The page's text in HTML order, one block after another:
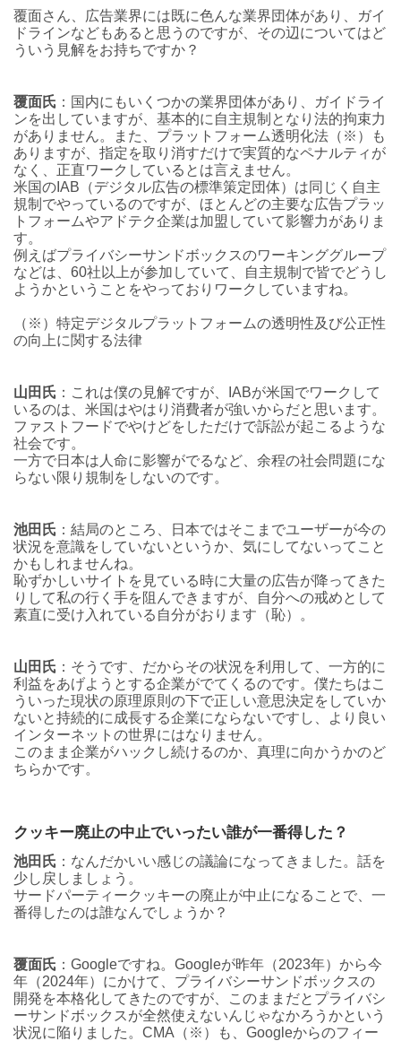
覆面さん、広告業界には既に色んな業界団体があり、ガイ
ドラインなどもあると思うのですが、その辺についてはど
ういう見解をお持ちですか？
覆面氏 ：国内にもいくつかの業界団体があり、ガイドライ
ンを出していますが、基本的に自主規制となり法的拘束力
がありません。また、プラットフォーム透明化法（※）も
ありますが、指定を取り消すだけで実質的なペナルティが
なく、正直ワークしているとは言えません。
米国のIAB（デジタル広告の標準策定団体）は同じく自主
規制でやっているのですが、ほとんどの主要な広告プラッ
トフォームやアドテク企業は加盟していて影響力がありま
す。
例えばプライバシーサンドボックスのワーキンググループ
などは、60社以上が参加していて、自主規制で皆でどうし
ようかということをやっておりワークしていますね。
（※）特定デジタルプラットフォームの透明性及び公正性
の向上に関する法律
山田氏 ：これは僕の見解ですが、IABが米国でワークして
いるのは、米国はやはり消費者が強いからだと思います。
ファストフードでやけどをしただけで訴訟が起こるような
社会です。
一方で日本は人命に影響がでるなど、余程の社会問題にな
らない限り規制をしないのです。
池田氏 ：結局のところ、日本ではそこまでユーザーが今の
状況を意識をしていないというか、気にしてないってこと
かもしれませんね。
恥ずかしいサイトを見ている時に大量の広告が降ってきた
りして私の行く手を阻んできますが、自分への戒めとして
素直に受け入れている自分がおります（恥）。
山田氏 ：そうです、だからその状況を利用して、一方的に
利益をあげようとする企業がでてくるのです。僕たちはこ
ういった現状の原理原則の下で正しい意思決定をしていか
ないと持続的に成長する企業にならないですし、より良い
インターネットの世界にはなりません。
このまま企業がハックし続けるのか、真理に向かうかのど
ちらかです。
クッキー廃止の中止でいったい誰が一番得した？
池田氏 ：なんだかいい感じの議論になってきました。話を
少し戻しましょう。
サードパーティークッキーの廃止が中止になることで、一
番得したのは誰なんでしょうか？
覆面氏 ：Googleですね。Googleが昨年（2023年）から今
年（2024年）にかけて、プライバシーサンドボックスの
開発を本格化してきたのですが、このままだとプライバシ
ーサンドボックスが全然使えないんじゃなかろうかという
状況に陥りました。CMA（※）も、Googleからのフィー